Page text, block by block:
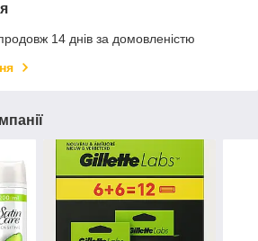
14 днів за домовленістю